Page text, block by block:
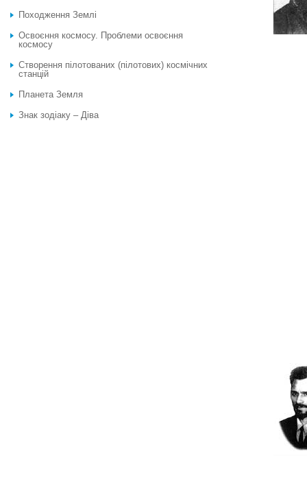
Походження Землі
Освоєння космосу. Проблеми освоєння
космосу
Створення пілотованих (пілотових) космічних
станцій
Планета Земля
Знак зодіаку – Діва